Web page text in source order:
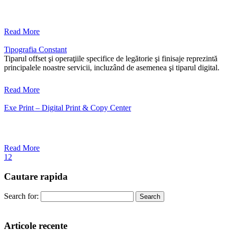
Read More
Tipografia Constant
Tiparul offset şi operaţiile specifice de legătorie şi finisaje reprezintă
principalele noastre servicii, incluzând de asemenea şi tiparul digital.
Read More
Exe Print – Digital Print & Copy Center
Read More
1 2
Cautare rapida
Search for:
Articole recente